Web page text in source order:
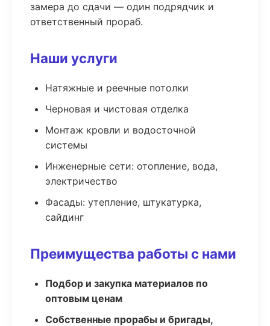
замера до сдачи — один подрядчик и
ответственный прораб.
Наши услуги
Натяжные и реечные потолки
Черновая и чистовая отделка
Монтаж кровли и водосточной
системы
Инженерные сети: отопление, вода,
электричество
Фасады: утепление, штукатурка,
сайдинг
Преимущества работы с нами
Подбор и закупка материалов по
оптовым ценам
Собственные прорабы и бригады,